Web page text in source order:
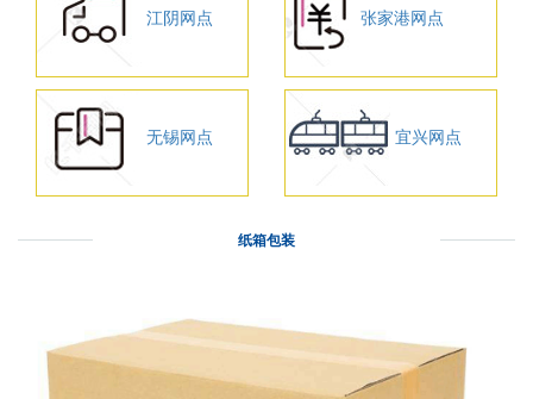
江阴网点 张家港网点
无锡网点 宜兴网点
纸箱包装